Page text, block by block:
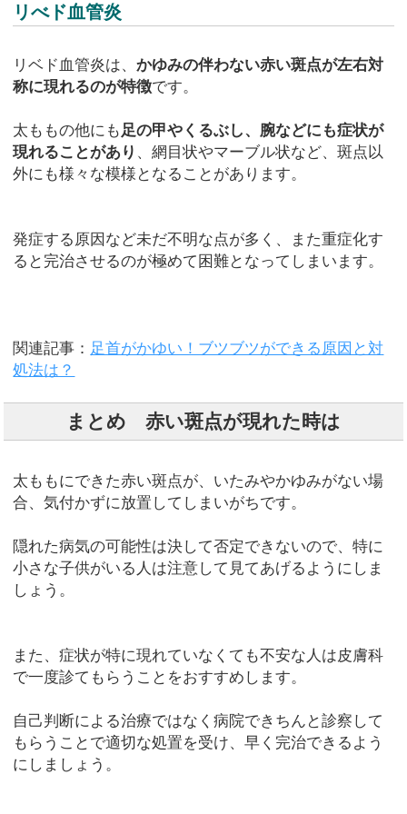
リべド血管炎
リベド血管炎は、かゆみの伴わない赤い斑点が左右対
称に現れるのが特徴です。
太ももの他にも 足の甲やくるぶし、腕などにも症状が
現れることがあり
、網目状やマーブル状など、斑点以
外にも様々な模様となることがあります。
発症する原因など未だ不明な点が多く、また重症化す
ると完治させるのが極めて困難となってしまいます。
関連記事： 足首がかゆい！ブツブツができる原因と対
処法は？
まとめ 赤い斑点が現れた時は
太ももにできた赤い斑点が、いたみやかゆみがない場
合、気付かずに放置してしまいがちです。
隠れた病気の可能性は決して否定できないので、特に
小さな子供がいる人は注意して見てあげるようにしま
しょう。
また、症状が特に現れていなくても不安な人は皮膚科
で一度診てもらうことをおすすめします。
自己判断による治療ではなく病院できちんと診察して
もらうことで適切な処置を受け、早く完治できるよう
にしましょう。